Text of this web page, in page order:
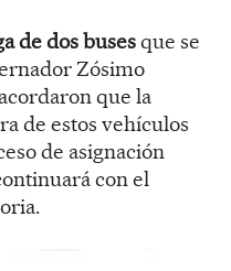
de dos busesque se
Zósimo
que la
de estos vehículos
de asignación
con el